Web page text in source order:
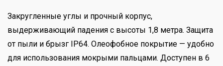
Закругленные углы и прочный корпус,
выдерживающий падения с высоты 1,8 метра. Защита
от пыли и брызг IP64. Олеофобное покрытие — удобно
для использования мокрыми пальцами. Доступен в 6